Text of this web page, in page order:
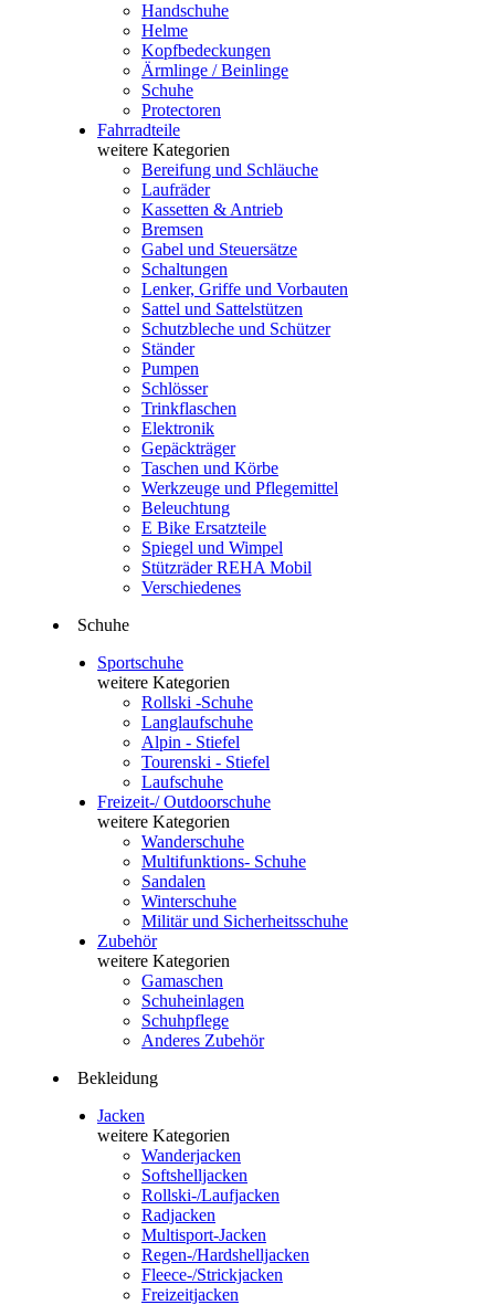
Handschuhe
Helme
Kopfbedeckungen
Ärmlinge / Beinlinge
Schuhe
Protectoren
Fahrradteile
weitere Kategorien
Bereifung und Schläuche
Laufräder
Kassetten & Antrieb
Bremsen
Gabel und Steuersätze
Schaltungen
Lenker, Griffe und Vorbauten
Sattel und Sattelstützen
Schutzbleche und Schützer
Ständer
Pumpen
Schlösser
Trinkflaschen
Elektronik
Gepäckträger
Taschen und Körbe
Werkzeuge und Pflegemittel
Beleuchtung
E Bike Ersatzteile
Spiegel und Wimpel
Stützräder REHA Mobil
Verschiedenes
Schuhe
Sportschuhe
weitere Kategorien
Rollski -Schuhe
Langlaufschuhe
Alpin - Stiefel
Tourenski - Stiefel
Laufschuhe
Freizeit-/ Outdoorschuhe
weitere Kategorien
Wanderschuhe
Multifunktions- Schuhe
Sandalen
Winterschuhe
Militär und Sicherheitsschuhe
Zubehör
weitere Kategorien
Gamaschen
Schuheinlagen
Schuhpflege
Anderes Zubehör
Bekleidung
Jacken
weitere Kategorien
Wanderjacken
Softshelljacken
Rollski-/Laufjacken
Radjacken
Multisport-Jacken
Regen-/Hardshelljacken
Fleece-/Strickjacken
Freizeitjacken